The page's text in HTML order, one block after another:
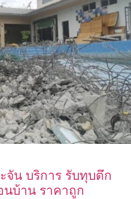
จัน บริการ รับทุบตึก
นบ้าน ราคาถูก